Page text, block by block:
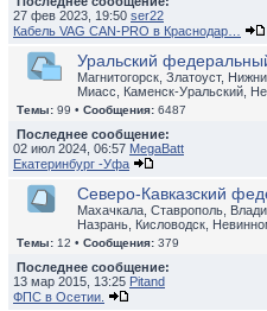
27 фев 2023, 19:50 ser22
Кабель VAG CAN-PRO в Краснодар…
Уральский
Магнитогорск, Златоуст,
Миасс, Каменск-Уральский,
Темы: 99 • Сообщения: 6487
Последнее сообщение:
02 июл 2024, 06:57 MegaBatt
Екатеринбург -Уфа
Северо-Кавказский
Махачкала, Ставрополь,
Назрань, Кисловодск,
Темы: 12 • Сообщения: 379
Последнее сообщение:
13 мар 2015, 13:25 Pitand
ФПС в Осетии.